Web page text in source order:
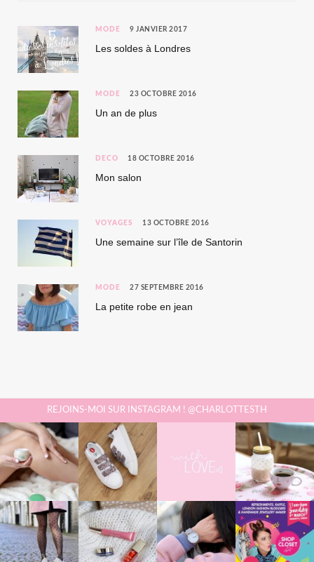
MODE 9 JANVIER 2017
Les soldes à Londres
MODE 23 OCTOBRE 2016
Un an de plus
DÉCO 18 OCTOBRE 2016
Mon salon
VOYAGES 13 OCTOBRE 2016
Une semaine sur l’île de Santorin
MODE 27 SEPTEMBRE 2016
La petite robe en jean
REJOINS-MOI SUR INSTAGRAM ! @CHARLOTTESTH